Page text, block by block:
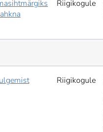
Riigikogule
Riigikogule